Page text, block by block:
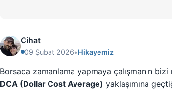
Cihat
09 Şubat 2026•Hikayemiz
Borsada zamanlama yapmaya çalışmanın bizi
DCA (Dollar Cost Average) yaklaşımına